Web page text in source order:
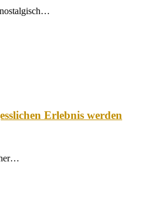
nostalgisch…
Erlebnis werden